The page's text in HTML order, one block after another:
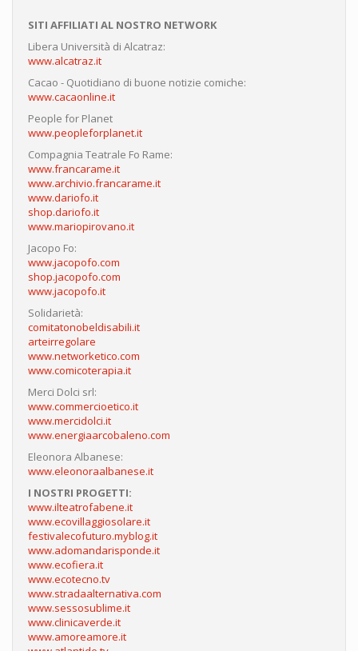
SITI AFFILIATI AL NOSTRO NETWORK
Libera Università di Alcatraz:
www.alcatraz.it
Cacao - Quotidiano di buone notizie comiche:
www.cacaonline.it
People for Planet
www.peopleforplanet.it
Compagnia Teatrale Fo Rame:
www.francarame.it
www.archivio.francarame.it
www.dariofo.it
shop.dariofo.it
www.mariopirovano.it
Jacopo Fo:
www.jacopofo.com
shop.jacopofo.com
www.jacopofo.it
Solidarietà:
comitatonobeldisabili.it
arteirregolare
www.networketico.com
www.comicoterapia.it
Merci Dolci srl:
www.commercioetico.it
www.mercidolci.it
www.energiaarcobaleno.com
Eleonora Albanese:
www.eleonoraalbanese.it
I NOSTRI PROGETTI:
www.ilteatrofabene.it
www.ecovillaggiosolare.it
festivalecofuturo.myblog.it
www.adomandarisponde.it
www.ecofiera.it
www.ecotecno.tv
www.stradaalternativa.com
www.sessosublime.it
www.clinicaverde.it
www.amoreamore.it